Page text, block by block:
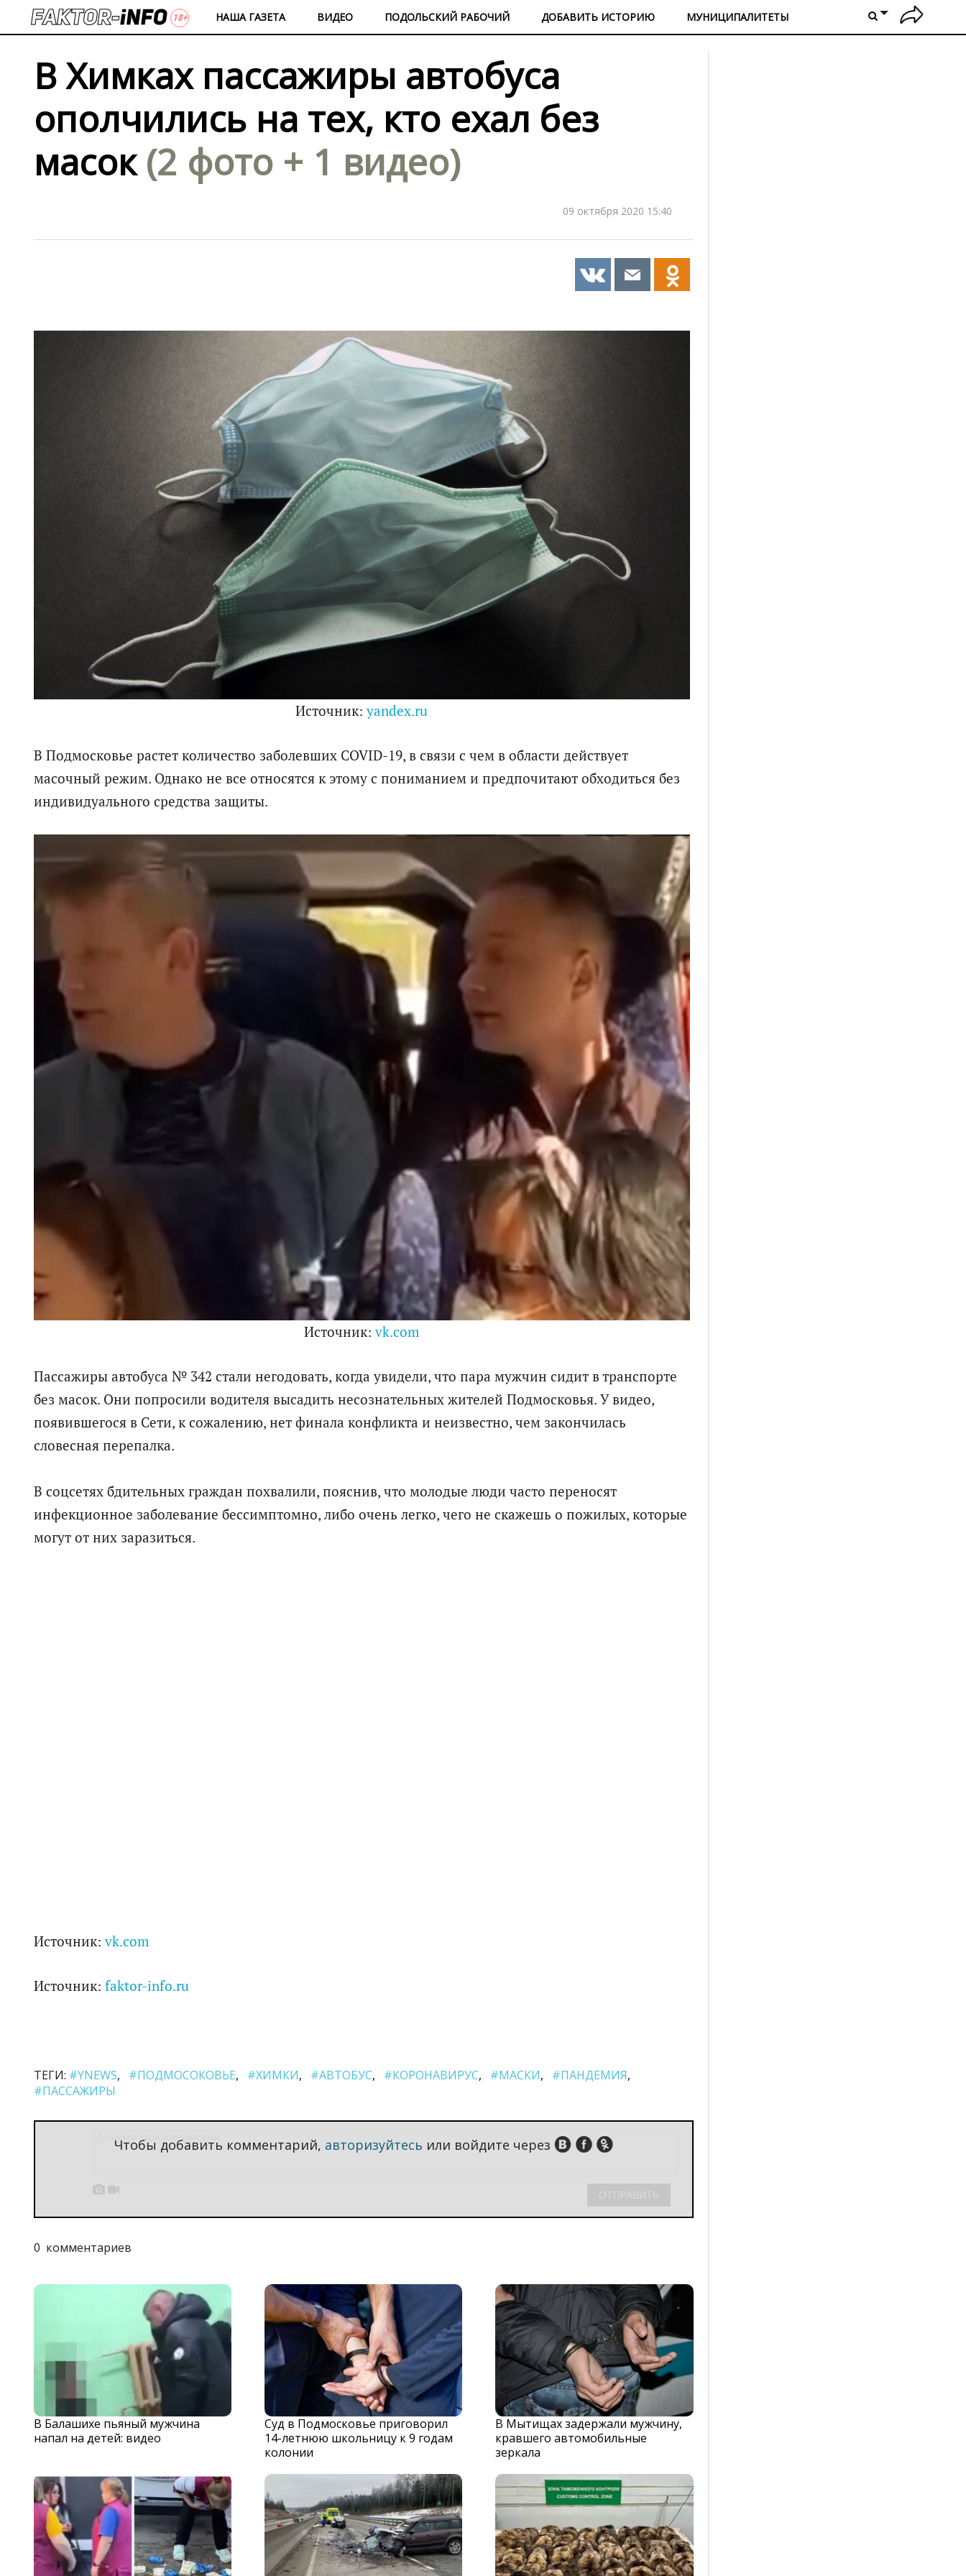
НАША ГАЗЕТА ВИДЕО ПОДОЛЬСКИЙ РАБОЧИЙ ДОБАВИТЬ ИСТОРИЮ МУНИЦИПАЛИТЕТЫ
В Химках пассажиры автобуса
ополчились на тех, кто ехал без
масок(2 фото + 1 видео)
09 октября 2020 15:40
Источник:yandex.ru
В Подмосковье растет количество заболевших COVID-19, в связи с чем в области действует
масочный режим. Однако не все относятся к этому с пониманием и предпочитают обходиться без
индивидуального средства защиты.
Источник:vk.com
Пассажиры автобуса № 342 стали негодовать, когда увидели, что пара мужчин сидит в транспорте
без масок. Они попросили водителя высадить несознательных жителей Подмосковья. У видео,
появившегося в Сети, к сожалению, нет финала конфликта и неизвестно, чем закончилась
словесная перепалка.
В соцсетях бдительных граждан похвалили, пояснив, что молодые люди часто переносят
инфекционное заболевание бессимптомно, либо очень легко, чего не скажешь о пожилых, которые
могут от них заразиться.
Источник:vk.com
Источник: faktor-info.ru
ТЕГИ: #YNEWS #ПОДМОСОКОВЬЕ #ХИМКИ #АВТОБУС #КОРОНАВИРУС #МАСКИ
#ПАНДЕМИЯ
#ПАССАЖИРЫ
Чтобы добавить комментарий, авторизуйтесь или войдите через
 
0 комментариев
В Балашихе пьяный мужчина
напал на детей: видео
Суд в Подмосковье приговорил
14-летнюю школьницу к 9 годам
колонии
В Мытищах задержали мужчину,
кравшего автомобильные
зеркала